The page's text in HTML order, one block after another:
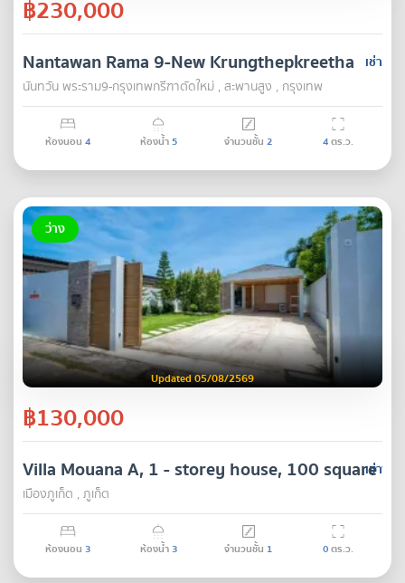
฿230,000
เช่า
Nantawan Rama 9-New Krungthepkreetha
นันทวัน พระราม9-กรุงเทพกรีฑาตัดใหม่ , สะพานสูง , กรุงเทพ
ห้องนอน 4 ห้องน้ำ5 จำนวนชั้น 2 4ตร.ว.
ว่าง
Updated 05/08/2569
฿130,000
เช่า
Villa Mouana A, 1 - storey house, 100 square
เมืองภูเก็ต , ภูเก็ต
ห้องนอน 3 ห้องน้ำ3 จำนวนชั้น 1 0ตร.ว.